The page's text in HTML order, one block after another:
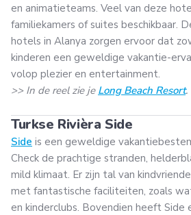
en animatieteams. Veel van deze
familiekamers of suites beschikbaar.
hotels in Alanya zorgen ervoor dat
kinderen een geweldige vakantie-
volop plezier en entertainment.
>> In de reel zie je Long Beach Resort.
Turkse Rivièra Side
Side is een geweldige
Check de prachtige stranden,
mild klimaat. Er zijn tal van
met fantastische faciliteiten, zoals
en kinderclubs. Bovendien heeft Side